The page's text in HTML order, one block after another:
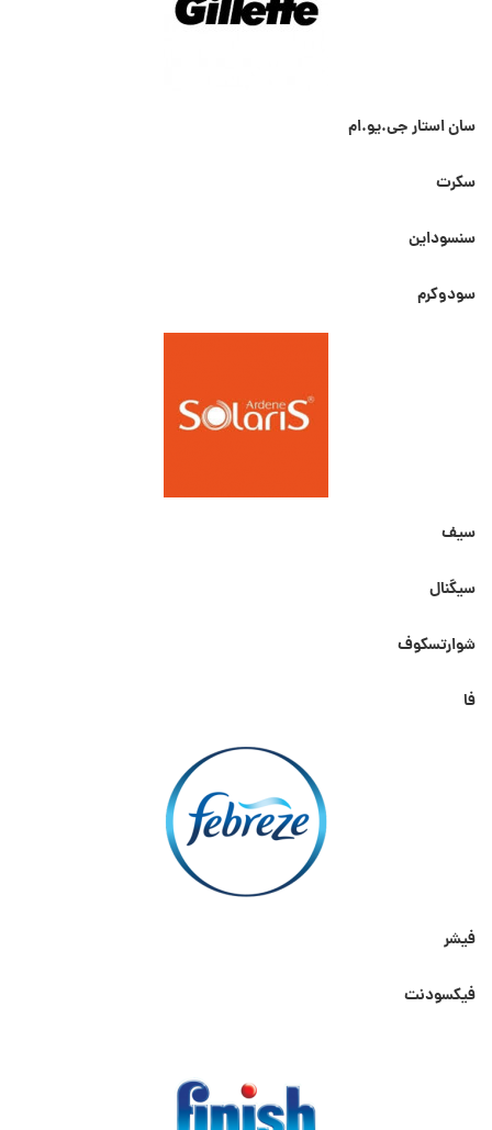
سان استار جی.یو.ام
سکرت
سنسوداین
سودوکرم
سیف
سیگنال
شوارتسکوف
فا
فیشر
فیکسودنت